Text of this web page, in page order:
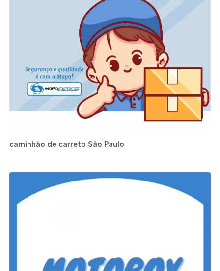
caminhão de carreto São Paulo